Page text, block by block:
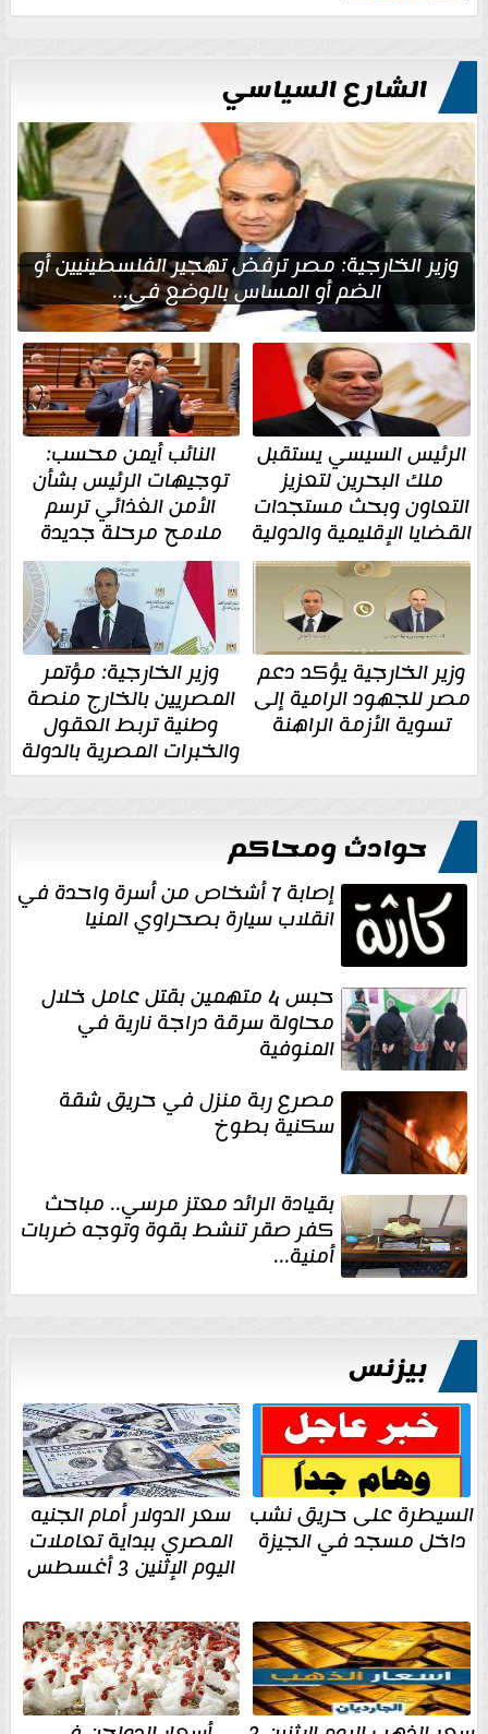
الشارع السياسي
وزير الخارجية: مصر ترفض تهجير الفلسطينيين أو
الضم أو المساس بالوضع في...
الرئيس السيسي يستقبل
ملك البحرين لتعزيز
التعاون وبحث مستجدات
القضايا الإقليمية والدولية
النائب أيمن محسب:
توجيهات الرئيس بشأن
الأمن الغذائي ترسم
ملامح مرحلة جديدة
وزير الخارجية يؤكد دعم
مصر للجهود الرامية إلى
تسوية الأزمة الراهنة
وزير الخارجية: مؤتمر
المصريين بالخارج منصة
وطنية تربط العقول
والخبرات المصرية بالدولة
حوادث ومحاكم
إصابة 7 أشخاص من أسرة واحدة في
انقلاب سيارة بصحراوي المنيا
حبس 4 متهمين بقتل عامل خلال
محاولة سرقة دراجة نارية في
المنوفية
مصرع ربة منزل في حريق شقة
سكنية بطوخ
بقيادة الرائد معتز مرسي.. مباحث
كفر صقر تنشط بقوة وتوجه ضربات
أمنية...
بيزنس
السيطرة على حريق نشب
داخل مسجد في الجيزة
سعر الدولار أمام الجنيه
المصري ببداية تعاملات
اليوم الإثنين 3 أغسطس